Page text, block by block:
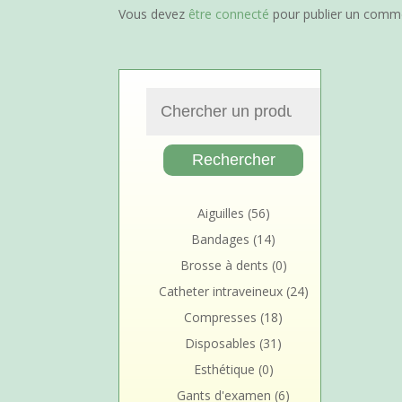
Vous devez être connecté pour publier un
Aiguilles (56)
Bandages (14)
Brosse à dents (0)
Catheter intraveineux (24)
Compresses (18)
Disposables (31)
Esthétique (0)
Gants d'examen (6)